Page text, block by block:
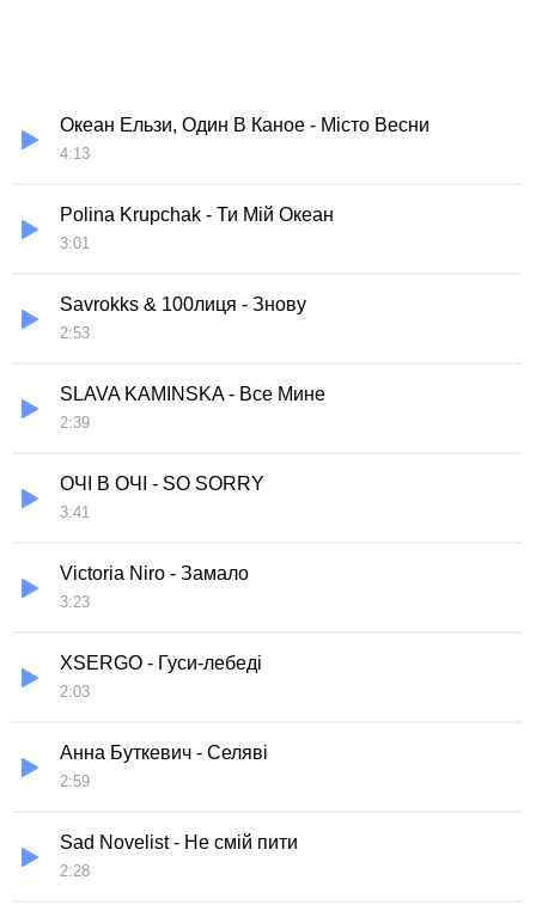
Океан Ельзи, Один В Каное - Місто Весни
4:13
Polina Krupchak - Ти Мій Океан
3:01
Savrokks & 100лиця - Знову
2:53
SLAVA KAMINSKA - Все Мине
2:39
ОЧІ В ОЧІ - SO SORRY
3:41
Victoria Niro - Замало
3:23
XSERGO - Гуси-лебеді
2:03
Анна Буткевич - Селяві
2:59
Sad Novelist - Не смій пити
2:28